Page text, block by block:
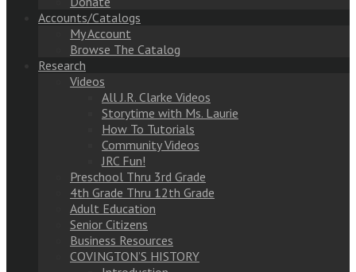
Accounts/Catalogs
My Account
Browse The Catalog
Research
Videos
All J.R. Clarke Videos
Storytime with Ms. Laurie
How To Tutorials
Community Videos
JRC Fun!
Preschool Thru 3rd Grade
4th Grade Thru 12th Grade
Adult Education
Senior Citizens
Business Resources
COVINGTON’S HISTORY